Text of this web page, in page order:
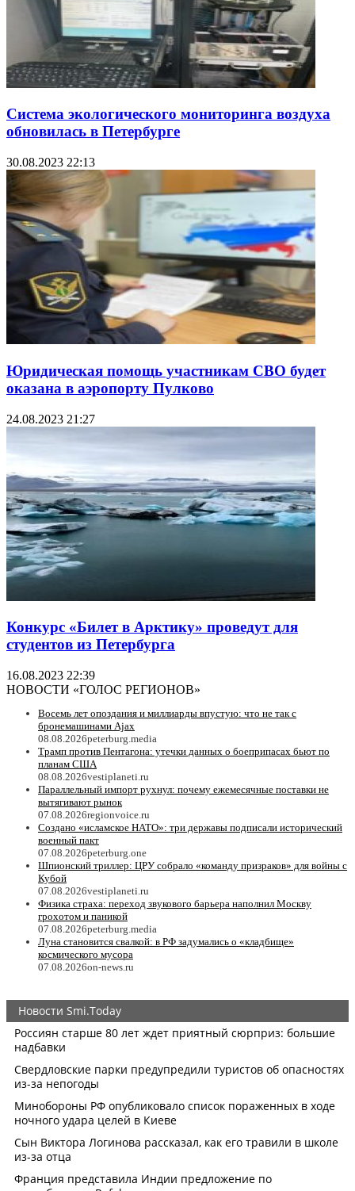
Система экологического мониторинга воздуха
обновилась в Петербурге
30.08.2023 22:13
Юридическая помощь участникам СВО будет
оказана в аэропорту Пулково
24.08.2023 21:27
Конкурс «Билет в Арктику» проведут для
студентов из Петербурга
16.08.2023 22:39
НОВОСТИ «ГОЛОС РЕГИОНОВ»
Восемь лет опоздания и миллиарды впустую: что не так с
бронемашинами Ajax
08.08.2026peterburg.media
Трамп против Пентагона: утечки данных о боеприпасах бьют по
планам США
08.08.2026vestiplaneti.ru
Параллельный импорт рухнул: почему ежемесячные поставки не
вытягивают рынок
07.08.2026regionvoice.ru
Создано «исламское НАТО»: три державы подписали исторический
военный пакт
07.08.2026peterburg.one
Шпионский триллер: ЦРУ собрало «команду призраков» для войны с
Кубой
07.08.2026vestiplaneti.ru
Физика страха: переход звукового барьера наполнил Москву
грохотом и паникой
07.08.2026peterburg.media
Луна становится свалкой: в РФ задумались о «кладбище»
космического мусора
07.08.2026on-news.ru